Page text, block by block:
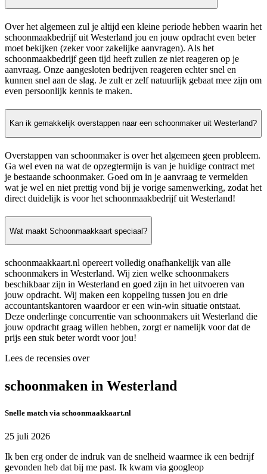
Over het algemeen zul je altijd een kleine periode hebben waarin het
schoonmaakbedrijf uit Westerland jou en jouw opdracht even beter
moet bekijken (zeker voor zakelijke aanvragen). Als het
schoonmaakbedrijf geen tijd heeft zullen ze niet reageren op je
aanvraag. Onze aangesloten bedrijven reageren echter snel en
kunnen snel aan de slag. Je zult er zelf natuurlijk gebaat mee zijn om
even persoonlijk kennis te maken.
Kan ik gemakkelijk overstappen naar een schoonmaker uit Westerland?
Overstappen van schoonmaker is over het algemeen geen probleem.
Ga wel even na wat de opzegtermijn is van je huidige contract met
je bestaande schoonmaker. Goed om in je aanvraag te vermelden
wat je wel en niet prettig vond bij je vorige samenwerking, zodat het
direct duidelijk is voor het schoonmaakbedrijf uit Westerland!
Wat maakt Schoonmaakkaart speciaal?
schoonmaakkaart.nl opereert volledig onafhankelijk van alle
schoonmakers in Westerland. Wij zien welke schoonmakers
beschikbaar zijn in Westerland en goed zijn in het uitvoeren van
jouw opdracht. Wij maken een koppeling tussen jou en drie
accountantskantoren waardoor er een win-win situatie ontstaat.
Deze onderlinge concurrentie van schoonmakers uit Westerland die
jouw opdracht graag willen hebben, zorgt er namelijk voor dat de
prijs een stuk beter wordt voor jou!
Lees de recensies over
schoonmaken in Westerland
Snelle match via schoonmaakkaart.nl
25 juli 2026
Ik ben erg onder de indruk van de snelheid waarmee ik een bedrijf
gevonden heb dat bij me past. Ik kwam via googleop